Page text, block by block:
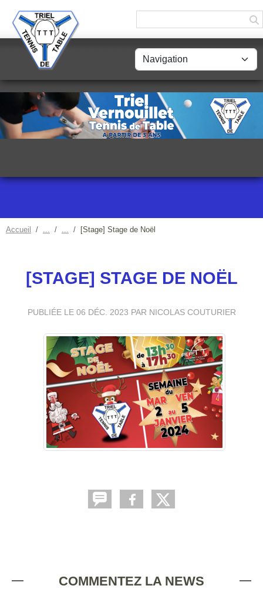
Accueil [Stage] Stage de Noël
[STAGE] STAGE DE NOËL
PUBLIÉE LE 06 DÉC. 2023 PAR NICOLAS COUTURIER
COMMENTEZ LA NEWS